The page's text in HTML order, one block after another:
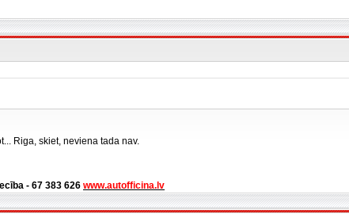
Riga, skiet, neviena tada nav.
- 67 383 626 www.autofficina.lv